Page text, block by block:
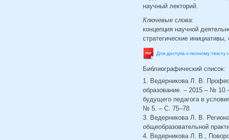
научный лекторий.
Ключевые слова:
концепция научной
стратегические
Для доступа к полному тексту
Библиографический список:
1. Ведерникова Л. В.
образование. – 2015.– №
будущего педагога в
№ 5. – С. 75–78.
3. Ведерникова Л. В.
общеобразовательной
4. Ведерникова Л. В.,